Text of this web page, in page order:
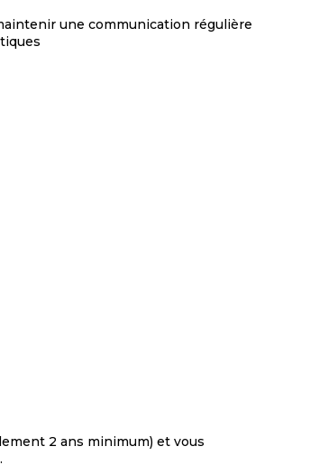
une communication régulière
2 ans minimum) et vous